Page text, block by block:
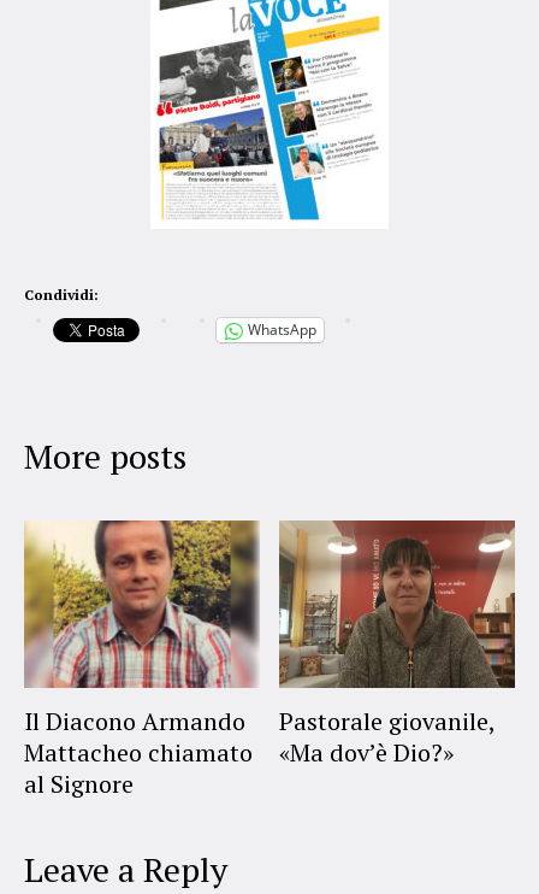
Condividi:
WhatsApp
More posts
Il Diacono Armando
Mattacheo chiamato
al Signore
Pastorale giovanile,
«Ma dov’è Dio?»
Leave a Reply